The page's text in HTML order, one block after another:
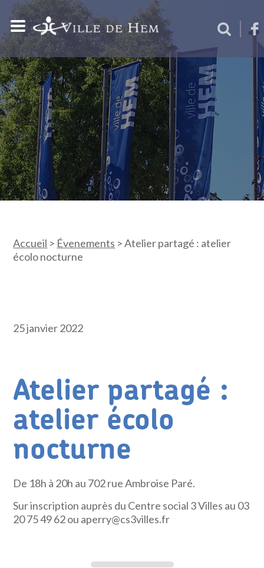
Accueil > Évenements >Atelier partagé : atelier
écolo nocturne
25 janvier 2022
Atelier partagé :
atelier écolo
nocturne
De 18h à 20h au 702 rue Ambroise Paré.
Sur inscription auprès du Centre social 3 Villes au 03
20 75 49 62 ou aperry@cs3villes.fr